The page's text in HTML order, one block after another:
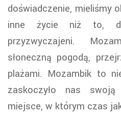
doświadczenie, mieliśmy
inne życie niż to,
przyzwyczajeni.
słoneczną pogodą,
plażami. Mozambik to
zaskoczyło nas
miejsce, w którym czas